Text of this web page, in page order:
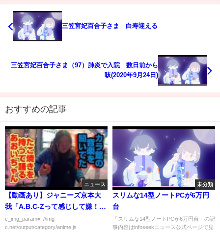
三笠宮妃百合子さま 白寿迎える
三笠宮妃百合子さま（97）肺炎で入院 数日前から
咳(2020年9月24日)
おすすめの記事
ニュース
【動画あり】ジャニーズ京本大
我「A.B.C-Zって感じして嫌！」
→音声流出ｗｗｗｗｗ
c_img_param=; //img-
c.net/output/category/anime.js
未分類
スリムな14型ノートPCが6万円
台
「スリムな14型ノートPCが6万円台」の記
事内容はinfoseekニュース公式ページで見